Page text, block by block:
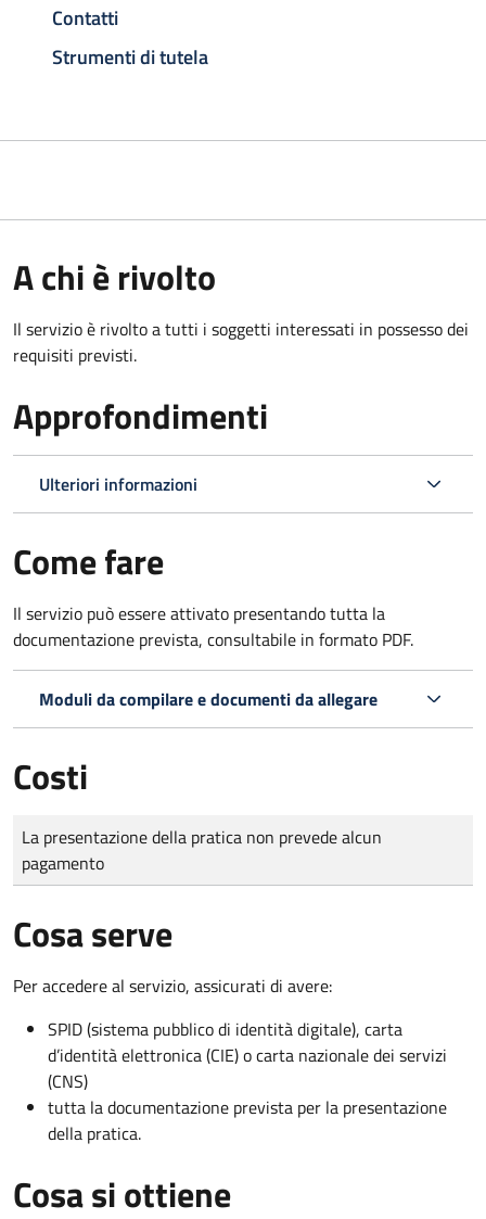
Contatti
Strumenti di tutela
A chi è rivolto
Il servizio è rivolto a tutti i soggetti interessati in possesso dei
requisiti previsti.
Approfondimenti
Ulteriori informazioni
Come fare
Il servizio può essere attivato presentando tutta la
documentazione prevista, consultabile in formato PDF.
Moduli da compilare e documenti da allegare
Costi
Tipo di pagamento
Importo
La presentazione della pratica non prevede alcun
pagamento
Cosa serve
Per accedere al servizio, assicurati di avere:
SPID (sistema pubblico di identità digitale), carta
d’identità elettronica (CIE) o carta nazionale dei servizi
(CNS)
tutta la documentazione prevista per la presentazione
della pratica.
Cosa si ottiene